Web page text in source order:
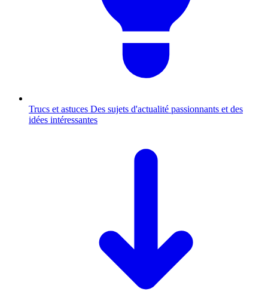
Trucs et astuces Des sujets d'actualité passionnants et des
idées intéressantes